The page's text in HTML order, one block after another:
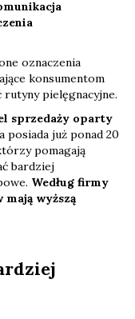
oznaczenia
konsumentom
pielęgnacyjne.
sprzedaży oparty
posiada już ponad 20
pomagają
bardziej
Według firmy
wyższą